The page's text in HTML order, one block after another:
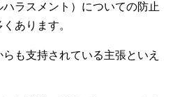
ラスメント）についての防止
あります。
も支持されている主張といえ